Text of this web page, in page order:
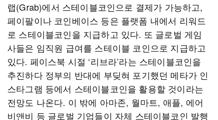
랩(Grab)에서 스테이블코인으로 결제가 가능하고,
페이팔이나 코인베이스 등은 플랫폼 내에서 리워드
로 스테이블코인을 지급하고 있다. 또 글로벌 게임
사들은 임직원 급여를 스테이블 코인으로 지급하고
있다. 페이스북 시절 ‘리브라’라는 스테이블코인을
추진하다 정부의 반대에 부딪혀 포기했던 메타가 인
스타그램 등에서 스테이블코인을 활용할 것이라는
전망도 나온다. 이 밖에 아마존, 월마트, 애플, 에어
비앤비 등 글로벌 기업들이 자체 스테이블코인 발행